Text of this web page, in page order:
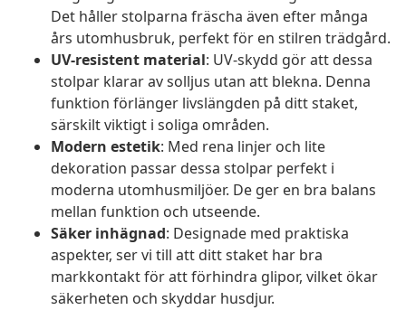
Det håller stolparna fräscha även efter många
års utomhusbruk, perfekt för en stilren trädgård.
UV-resistent material: UV-skydd gör att dessa
stolpar klarar av solljus utan att blekna. Denna
funktion förlänger livslängden på ditt staket,
särskilt viktigt i soliga områden.
Modern estetik: Med rena linjer och lite
dekoration passar dessa stolpar perfekt i
moderna utomhusmiljöer. De ger en bra balans
mellan funktion och utseende.
Säker inhägnad: Designade med praktiska
aspekter, ser vi till att ditt staket har bra
markkontakt för att förhindra glipor, vilket ökar
säkerheten och skyddar husdjur.